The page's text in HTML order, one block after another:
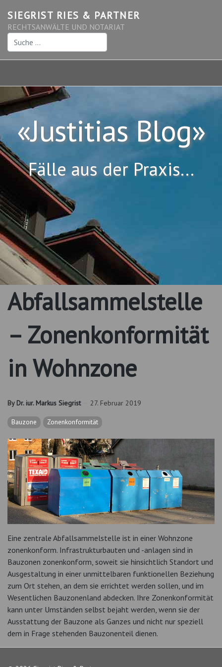
SIEGRIST RIES & PARTNER
RECHTSANWÄLTE UND NOTARIAT
Suchen
«Justitias Blog»
Fälle aus der Praxis...
Abfallsammelstelle
– Zonenkonformität
in Wohnzone
By Dr. iur. Markus Siegrist 27. Februar 2019
Bauzone Zonenkonformität
Eine zentrale Abfallsammelstelle ist in einer Wohnzone
zonenkonform. Infrastrukturbauten und -anlagen sind in
Bauzonen zonenkonform, soweit sie hinsichtlich Standort und
Ausgestaltung in einer unmittelbaren funktionellen Beziehung
zum Ort stehen, an dem sie errichtet werden sollen, und im
Wesentlichen Bauzonenland abdecken. Ihre Zonenkonformität
kann unter Umständen selbst bejaht werden, wenn sie der
Ausstattung der Bauzone als Ganzes und nicht nur speziell
dem in Frage stehenden Bauzonenteil dienen.